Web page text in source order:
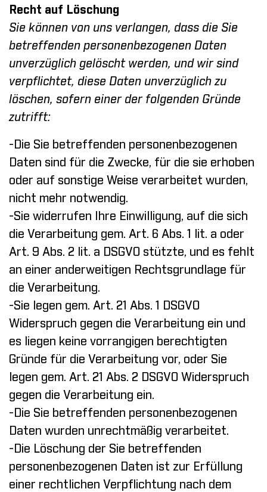
Recht auf Löschung
Sie können von uns verlangen, dass die Sie
betreffenden personenbezogenen Daten
unverzüglich gelöscht werden, und wir sind
verpflichtet, diese Daten unverzüglich zu
löschen, sofern einer der folgenden Gründe
zutrifft:
-Die Sie betreffenden personenbezogenen
Daten sind für die Zwecke, für die sie erhoben
oder auf sonstige Weise verarbeitet wurden,
nicht mehr notwendig.
-Sie widerrufen Ihre Einwilligung, auf die sich
die Verarbeitung gem. Art. 6 Abs. 1 lit. a oder
Art. 9 Abs. 2 lit. a DSGVO stützte, und es fehlt
an einer anderweitigen Rechtsgrundlage für
die Verarbeitung.
-Sie legen gem. Art. 21 Abs. 1 DSGVO
Widerspruch gegen die Verarbeitung ein und
es liegen keine vorrangigen berechtigten
Gründe für die Verarbeitung vor, oder Sie
legen gem. Art. 21 Abs. 2 DSGVO Widerspruch
gegen die Verarbeitung ein.
-Die Sie betreffenden personenbezogenen
Daten wurden unrechtmäßig verarbeitet.
-Die Löschung der Sie betreffenden
personenbezogenen Daten ist zur Erfüllung
einer rechtlichen Verpflichtung nach dem